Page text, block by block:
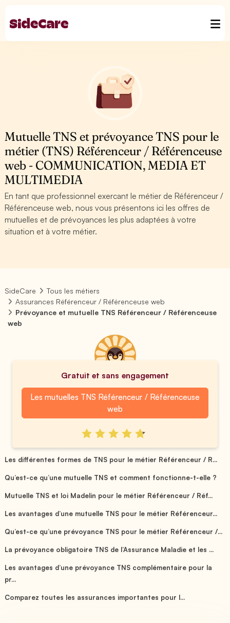
Mutuelle TNS et prévoyance TNS pour le
métier (TNS) Référenceur / Référenceuse
web - COMMUNICATION, MEDIA ET
MULTIMEDIA
En tant que professionnel exercant le métier de Référenceur /
Référenceuse web, nous vous présentons ici les offres de
mutuelles et de prévoyances les plus adaptées à votre
situation et à votre métier.
SideCare
Tous les métiers
Assurances Référenceur / Référenceuse web
Prévoyance et mutuelle TNS Référenceur / Référenceuse
web
Gratuit et sans engagement
Les mutuelles TNS Référenceur / Référenceuse
web
Les différentes formes de TNS pour le métier Référenceur / R...
Qu’est-ce qu’une mutuelle TNS et comment fonctionne-t-elle ?
Mutuelle TNS et loi Madelin pour le métier Référenceur / Réf...
Les avantages d’une mutuelle TNS pour le métier Référenceur...
Qu’est-ce qu’une prévoyance TNS pour le métier Référenceur /...
La prévoyance obligatoire TNS de l’Assurance Maladie et les ...
Les avantages d’une prévoyance TNS complémentaire pour la
pr...
Comparez toutes les assurances importantes pour l...